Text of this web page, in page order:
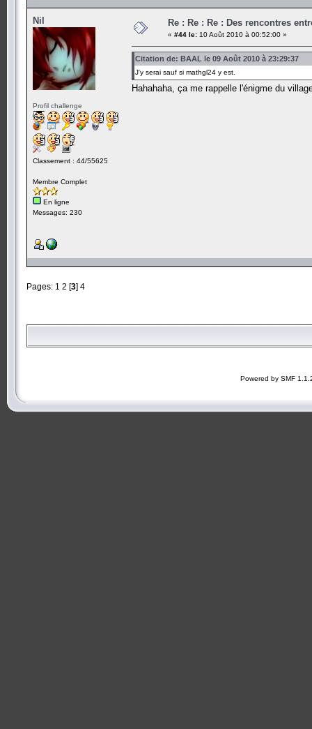
Nil
Profil challenge
Classement : 44/55625
Membre Complet
En ligne
Messages: 230
Re : Re : Re : Des rencontres
« #44 le: 10 Août 2010 à 00:52:00 »
Citation de: BAAL le 09 Août 2010 à 23:29:37
J'y serai sauf si mathgl24 y est.
Hahahaha, ça me rappelle l'énigme du
Pages: 1 2 [3] 4
Powered by SMF